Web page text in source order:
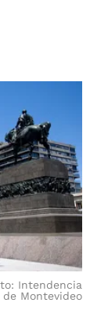
Intendencia
de Montevideo